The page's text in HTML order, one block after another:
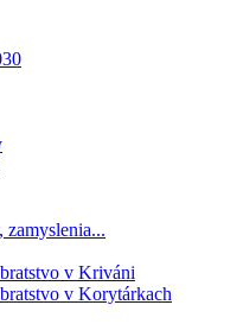
zamyslenia...
v Kriváni
v Korytárkach